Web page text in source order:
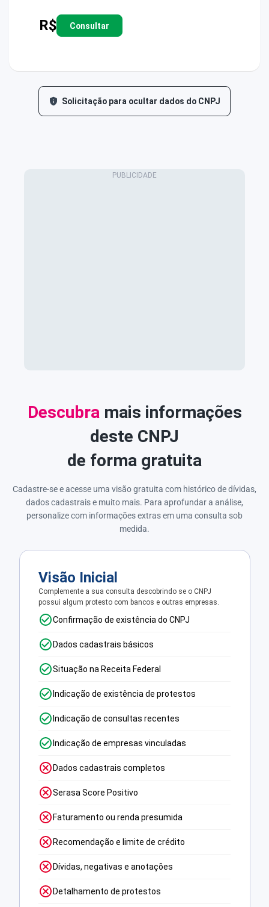
R$ Consultar
Solicitação para ocultar dados do CNPJ
Descubra mais informações
deste CNPJ
de forma gratuita
Cadastre-se e acesse uma visão gratuita com histórico de dívidas,
dados cadastrais e muito mais. Para aprofundar a análise,
personalize com informações extras em uma consulta sob
medida.
Visão Inicial
Complemente a sua consulta descobrindo se o CNPJ
possui algum protesto com bancos e outras empresas.
Confirmação de existência do CNPJ
Dados cadastrais básicos
Situação na Receita Federal
Indicação de existência de protestos
Indicação de consultas recentes
Indicação de empresas vinculadas
Dados cadastrais completos
Serasa Score Positivo
Faturamento ou renda presumida
Recomendação e limite de crédito
Dívidas, negativas e anotações
Detalhamento de protestos